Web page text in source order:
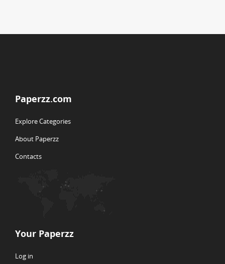
Paperzz.com
Explore Categories
About Paperzz
Contacts
Your Paperzz
Log in